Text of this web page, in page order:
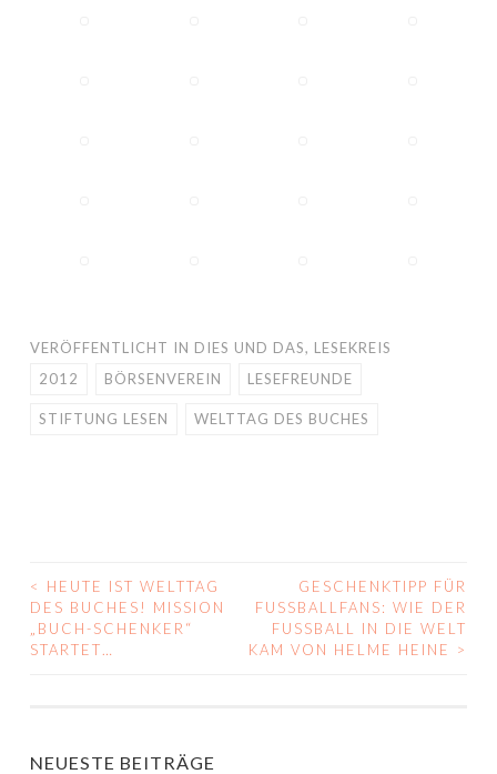
VERÖFFENTLICHT IN DIES UND DAS, LESEKREIS
2012
BÖRSENVEREIN LESEFREUNDE
STIFTUNG LESEN WELTTAG DES BUCHES
BEITRAGS-
NAVIGATION
<
HEUTE IST WELTTAG
DES BUCHES! MISSION
„BUCH-SCHENKER“
STARTET…
GESCHENKTIPP FÜR
FUSSBALLFANS: WIE DER F
USSBALL IN DIE WELT KA
M VON HELME HEINE
>
NEUESTE BEITRÄGE